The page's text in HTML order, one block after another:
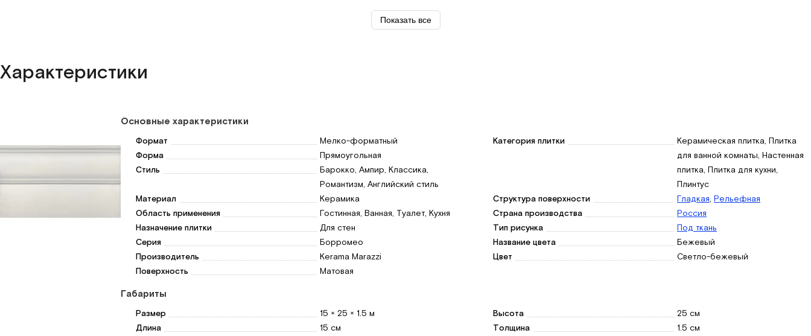
Плитка прямоугольная настенная для ванной Плитка рельефная
Показать все
Характеристики
Основные характеристики
Формат
Мелко-форматный
Форма
Прямоугольная
Стиль
Барокко, Ампир, Классика,
Романтизм, Английский стиль
Материал
Керамика
Область применения
Гостинная, Ванная, Туалет, Кухня
Назначение плитки
Для стен
Серия
Борромео
Производитель
Kerama Marazzi
Поверхность
Матовая
Категория плитки
Керамическая плитка, Плитка
для ванной комнаты, Настенная
плитка, Плитка для кухни,
Плинтус
Структура поверхности
Гладкая, Рельефная
Страна производства
Россия
Тип рисунка
Под ткань
Название цвета
Бежевый
Цвет
Светло-бежевый
Габариты
Размер
15 × 25 × 1.5 м
Длина
15 см
Высота
25 см
Толщина
1.5 см